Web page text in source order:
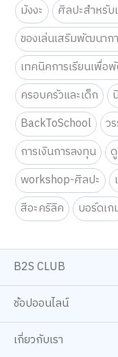
มังงะ
ศิลปะสำหรับ
ของเล่นเสริมพัฒนาก
เทคนิคการเรียนเพื่อ
ครอบครัวและเด็ก
BackToSchool
ว
การเงินการลงทุน
workshop-ศิลปะ
สีอะคริลิค
บอร์ดเก
B2S CLUB
ช้อปออนไลน์
เกี่ยวกับเรา